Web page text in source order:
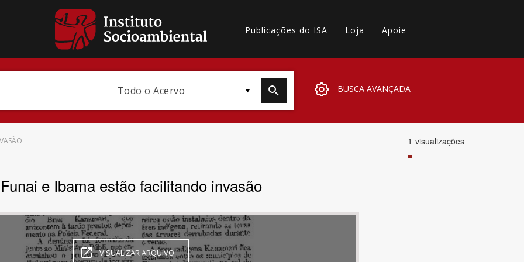
Publicações do ISA Loja Apoie
Todo o Acervo BUSCA AVANÇADA
Subtema
1 visualizações
Funai e Ibama estão facilitando invasão
VISUALIZAR ARQUIVO